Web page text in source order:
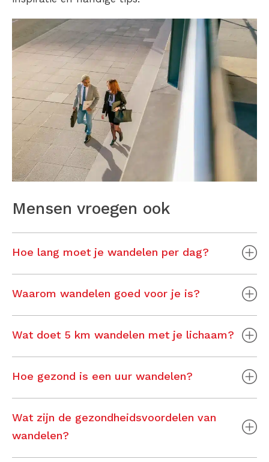
Mensen vroegen ook
Hoe lang moet je wandelen per dag?
Waarom wandelen goed voor je is?
Wat doet 5 km wandelen met je lichaam?
Hoe gezond is een uur wandelen?
Wat zijn de gezondheidsvoordelen van
wandelen?